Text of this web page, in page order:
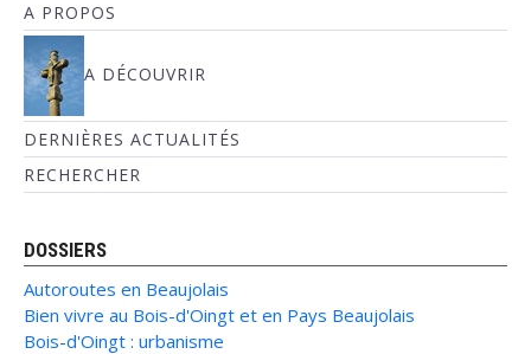
A PROPOS
A DÉCOUVRIR
DERNIÈRES ACTUALITÉS
RECHERCHER
DOSSIERS
Autoroutes en Beaujolais
Bien vivre au Bois-d'Oingt et en Pays Beaujolais
Bois-d'Oingt : urbanisme